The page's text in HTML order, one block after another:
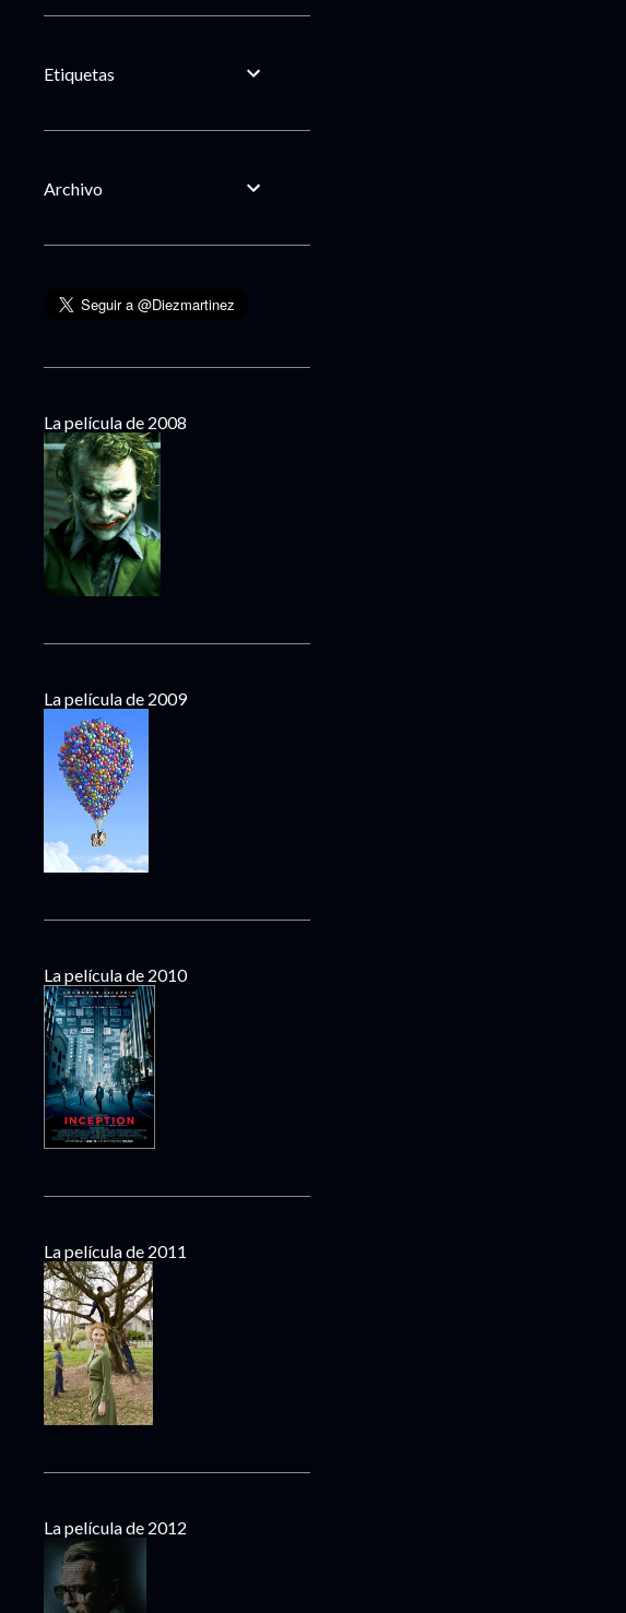
Etiquetas
Archivo
La película de 2008
La película de 2009
La película de 2010
La película de 2011
La película de 2012